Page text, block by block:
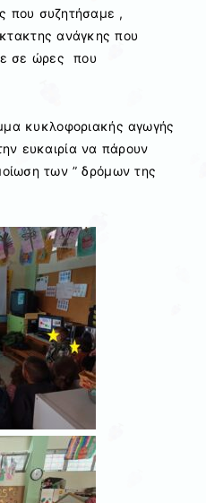
που συζητήσαμε ,
ανάγκης που
σε ώρες που
κυκλοφοριακής αγωγής
ευκαιρία να πάρουν
των ” δρόμων της